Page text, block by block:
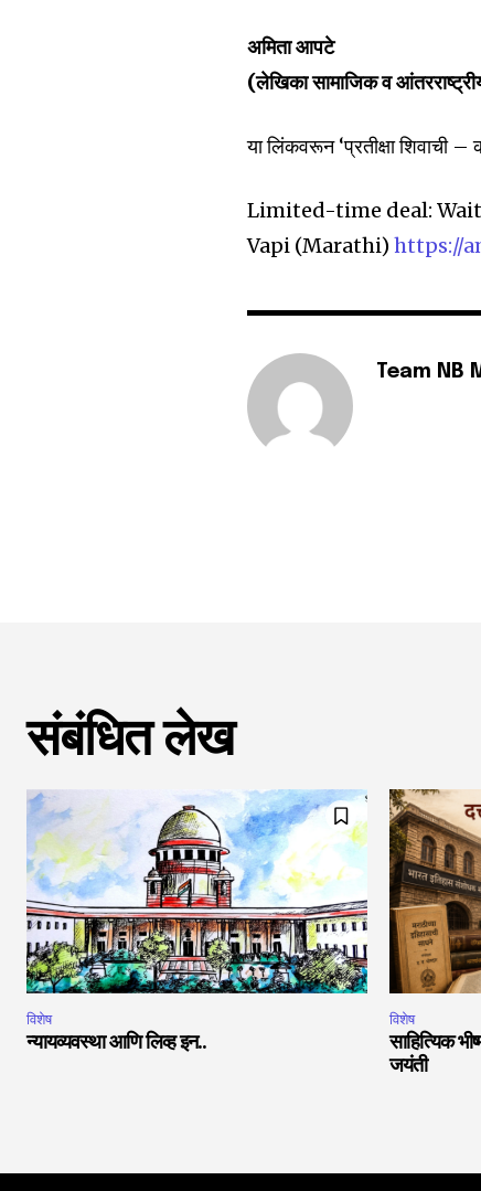
अमिता आपटे
(लेखिका सामाजिक व
या लिंकवरून ‘प्रतीक्षा शिवाची –
Limited-time deal:
Vapi (Marathi)https://
Team NB
संबंधित लेख
विशेष
न्यायव्यवस्था आणि लिव्ह इन..
विशेष
साहित्यिक
जयंती